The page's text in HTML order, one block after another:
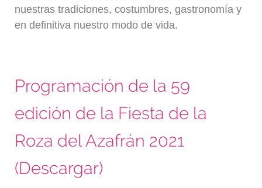
nuestras tradiciones, costumbres, gastronomía y
en definitiva nuestro modo de vida.
Programación de la 59
edición de la Fiesta de la
Roza del Azafrán 2021
(Descargar)